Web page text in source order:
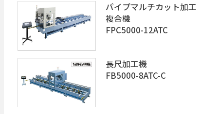
パイプマルチカット加工
複合機
FPC5000-12ATC
長尺加工機
FB5000-8ATC-C